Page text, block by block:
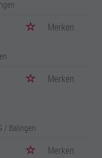
Merken
Merken
/ Balingen
Merken